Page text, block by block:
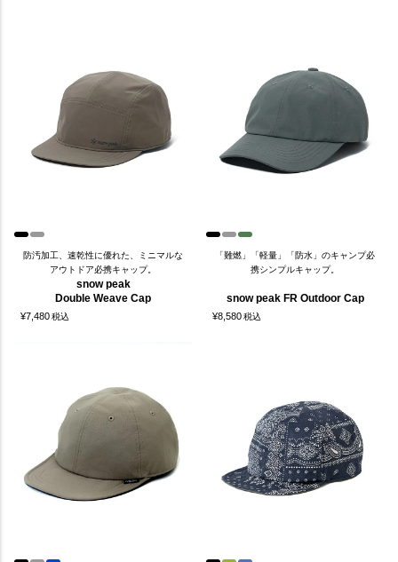
防汚加工、速乾性に優れた、ミニマルな
アウトドア必携キャップ。
snow peak
Double Weave Cap
¥7,480税込
「難燃」「軽量」「防水」のキャンプ必
携シンプルキャップ。
snow peak FR Outdoor Cap
¥8,580税込